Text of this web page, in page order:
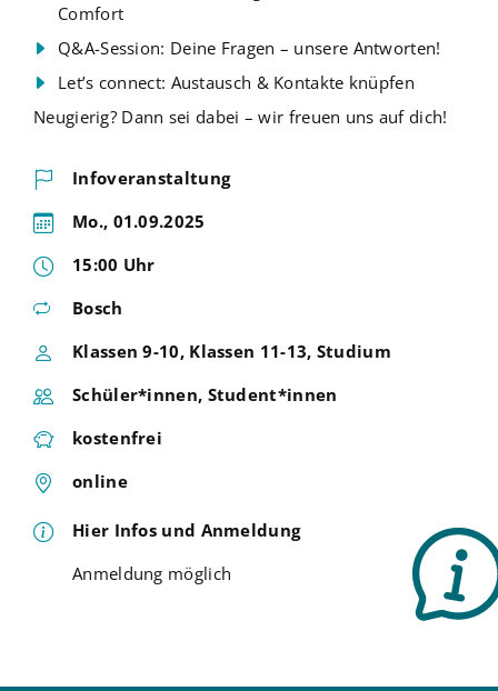
Comfort
Q&A-Session: Deine Fragen – unsere Antworten!
Let’s connect: Austausch & Kontakte knüpfen
Neugierig? Dann sei dabei – wir freuen uns auf dich!
Infoveranstaltung
Mo., 01.09.2025
15:00 Uhr
Bosch
Klassen 9-10, Klassen 11-13, Studium
Schüler*innen, Student*innen
kostenfrei
online
Hier Infos und Anmeldung
Anmeldung möglich